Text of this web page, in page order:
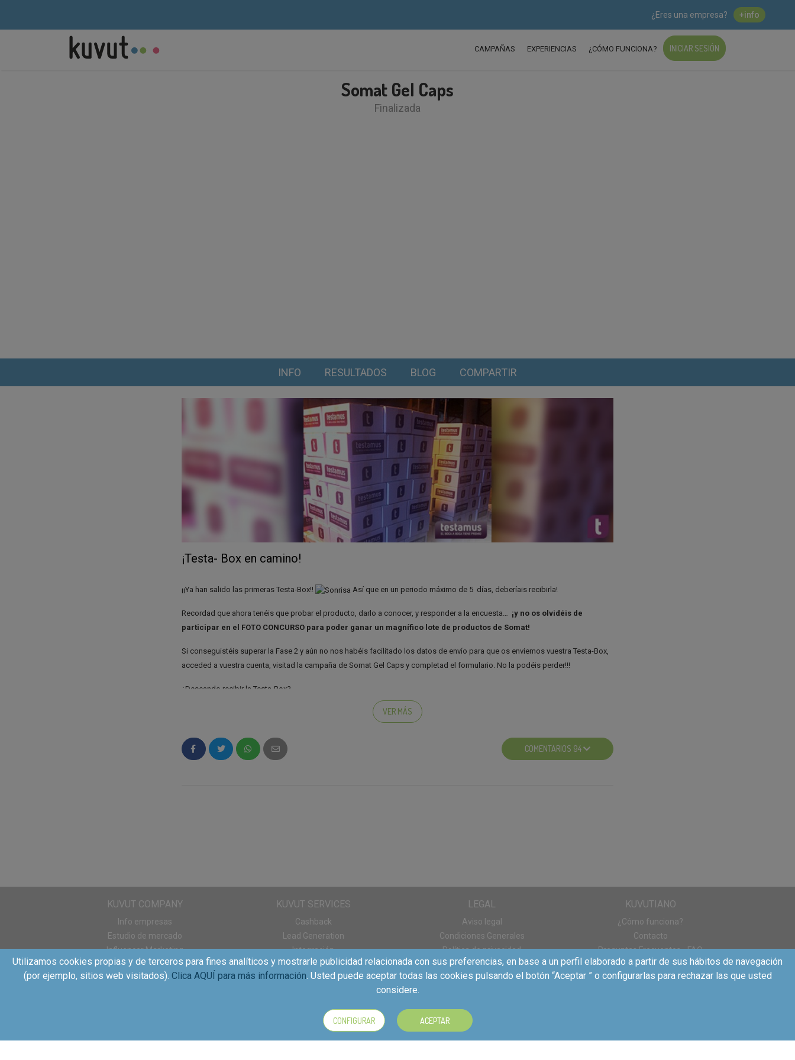
¿Eres una empresa? +info
CAMPAÑAS EXPERIENCIAS ¿CÓMO FUNCIONA? INICIAR SESIÓN
Somat Gel Caps
Finalizada
INFO RESULTADOS BLOG COMPARTIR
¡Testa- Box en camino!
¡¡Ya han salido las primeras Testa-Box!! Así que en un periodo máximo de 5 días, deberíais recibirla!
Recordad que ahora tenéis que probar el producto, darlo a conocer, y responder a la encuesta… ¡y no os olvidéis de
participar en el FOTO CONCURSO para poder ganar un magnífico lote de productos de Somat!
Si conseguistéis superar la Fase 2 y aún no nos habéis facilitado los datos de envío para que os enviemos vuestra Testa-Box,
acceded a vuestra cuenta, visitad la campaña de Somat Gel Caps y completad el formulario. No la podéis perder!!!
¿Deseando recibir la Testa-Box?
VER MÁS
COMENTARIOS 94
KUVUT COMPANY
Info empresas
Estudio de mercado
Influencer Marketing
Sampling
WOM
KUVUT SERVICES
Cashback
Lead Generation
Integración
Panel de consumo
Descargas App
LEGAL
Aviso legal
Condiciones Generales
Política de privacidad
Política de cookies
KUVUTIANO
¿Cómo funciona?
Contacto
Preguntas Frecuentes - FAQ
Utilizamos cookies propias y de terceros para fines analíticos y mostrarle publicidad relacionada con sus preferencias, en base a un perfil elaborado a partir de sus hábitos de navegación
(por ejemplo, sitios web visitados). Clica AQUÍ para más información. Usted puede aceptar todas las cookies pulsando el botón “Aceptar ” o configurarlas para rechazar las que usted
considere.
CONFIGURAR ACEPTAR